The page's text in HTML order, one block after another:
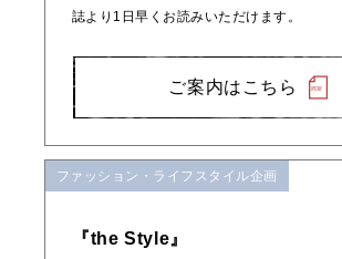
誌より1日早くお読みいただけます。
ご案内はこちら
ファッション・ライフスタイル企画
『the Style』